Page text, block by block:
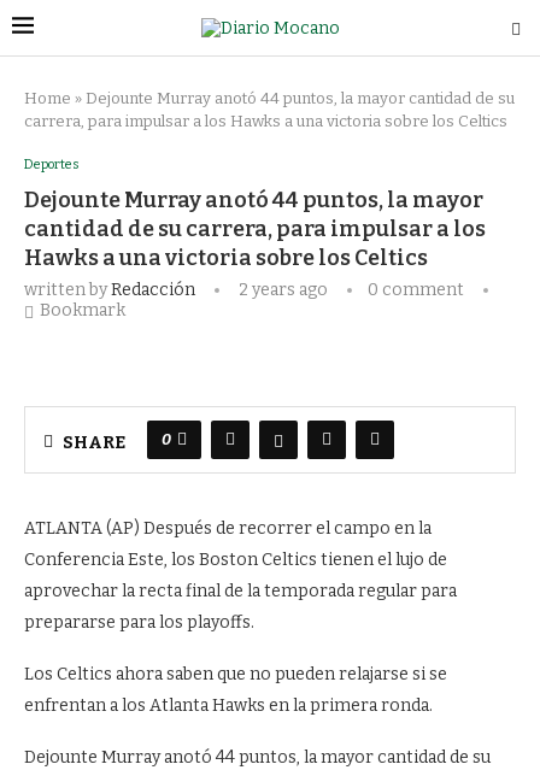
Home » Dejounte Murray anotó 44 puntos, la mayor cantidad de su
carrera, para impulsar a los Hawks a una victoria sobre los Celtics
Deportes
Dejounte Murray anotó 44 puntos, la mayor
cantidad de su carrera, para impulsar a los
Hawks a una victoria sobre los Celtics
written byRedacción 2 years ago
0 comment
Bookmark
SHARE 0
ATLANTA (AP) Después de recorrer el campo en la
Conferencia Este, los Boston Celtics tienen el lujo de
aprovechar la recta final de la temporada regular para
prepararse para los playoffs.
Los Celtics ahora saben que no pueden relajarse si se
enfrentan a los Atlanta Hawks en la primera ronda.
Dejounte Murray anotó 44 puntos, la mayor cantidad de su